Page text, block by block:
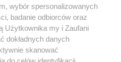
Instagram Youtube
wybór spersonalizowanych
badanie odbiorców oraz
Użytkownika my i Zaufani
dokładnych danych
skanować